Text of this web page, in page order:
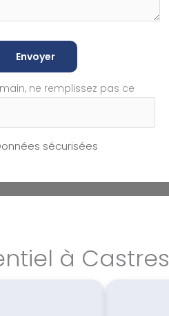
Envoyer
ne remplissez pas ce
sécurisées
à Castres